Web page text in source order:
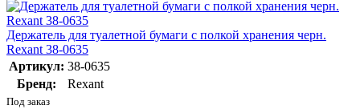
Держатель для туалетной бумаги с полкой хранения черн.
Rexant 38-0635
Артикул: 38-0635
Бренд:
Rexant
Под заказ